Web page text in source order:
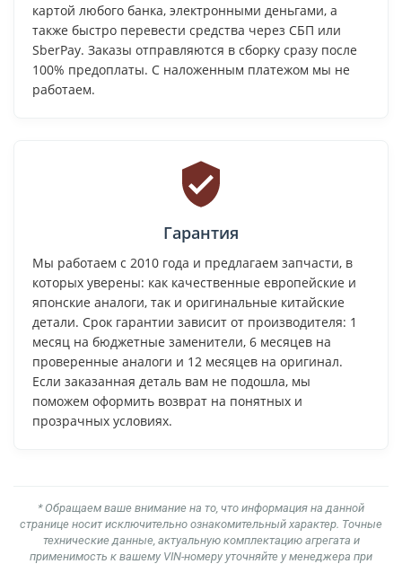
картой любого банка, электронными деньгами, а
также быстро перевести средства через СБП или
SberPay. Заказы отправляются в сборку сразу после
100% предоплаты. С наложенным платежом мы не
работаем.
Гарантия
Мы работаем с 2010 года и предлагаем запчасти, в
которых уверены: как качественные европейские и
японские аналоги, так и оригинальные китайские
детали. Срок гарантии зависит от производителя: 1
месяц на бюджетные заменители, 6 месяцев на
проверенные аналоги и 12 месяцев на оригинал.
Если заказанная деталь вам не подошла, мы
поможем оформить возврат на понятных и
прозрачных условиях.
* Обращаем ваше внимание на то, что информация на данной
странице носит исключительно ознакомительный характер. Точные
технические данные, актуальную комплектацию агрегата и
применимость к вашему VIN-номеру уточняйте у менеджера при